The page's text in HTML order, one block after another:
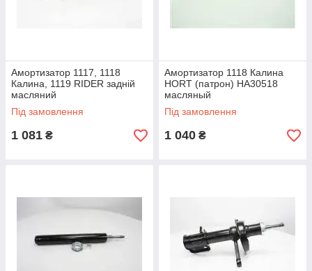
Амортизатор 1117, 1118
Калина, 1119 RIDER задній
масляний
Під замовлення
1 081 ₴
Амортизатор 1118 Калина
HORT (патрон) HA30518
масляный
Під замовлення
1 040 ₴